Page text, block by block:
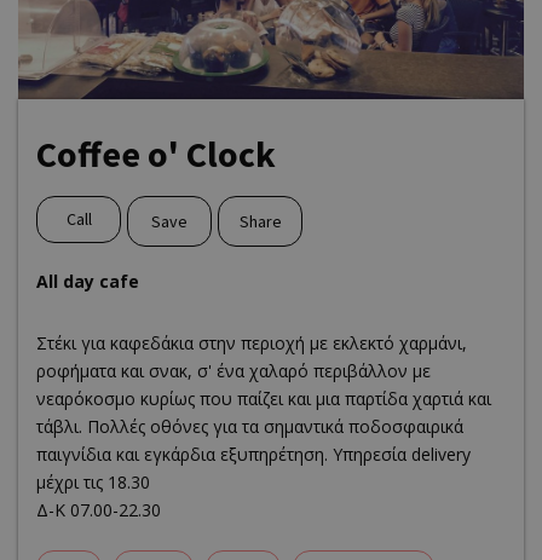
AGENDA
COLLECTIONS
Coffee o' Clock
Call Save Share
All day cafe
Στέκι για καφεδάκια στην περιοχή με εκλεκτό χαρμάνι,
ροφήματα και σνακ, σ' ένα χαλαρό περιβάλλον με
νεαρόκοσμο κυρίως που παίζει και μια παρτίδα χαρτιά και
τάβλι. Πολλές οθόνες για τα σημαντικά ποδοσφαιρικά
παιγνίδια και εγκάρδια εξυπηρέτηση. Υπηρεσία delivery
μέχρι τις 18.30
Δ-Κ 07.00-22.30